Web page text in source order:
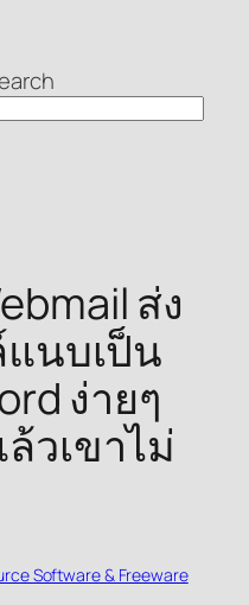
ส่ง
นบเป็น
ง่ายๆ
วเขาไม่
Software & Freeware